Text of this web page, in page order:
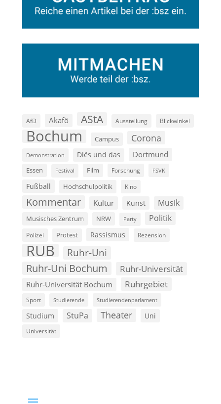
AfD Akafö AStA Ausstellung Blickwinkel
Bochum Campus Corona
Demonstration Diës und das Dortmund
Essen Festival Film Forschung FSVK
Fußball Hochschulpolitik Kino
Kommentar Kultur Kunst Musik
Musisches Zentrum NRW Party Politik
Polizei Protest Rassismus Rezension
RUB Ruhr-Uni
Ruhr-Uni Bochum Ruhr-Universität
Ruhr-Universität Bochum Ruhrgebiet
Sport Studierende Studierendenparlament
Studium StuPa Theater Uni
Universität